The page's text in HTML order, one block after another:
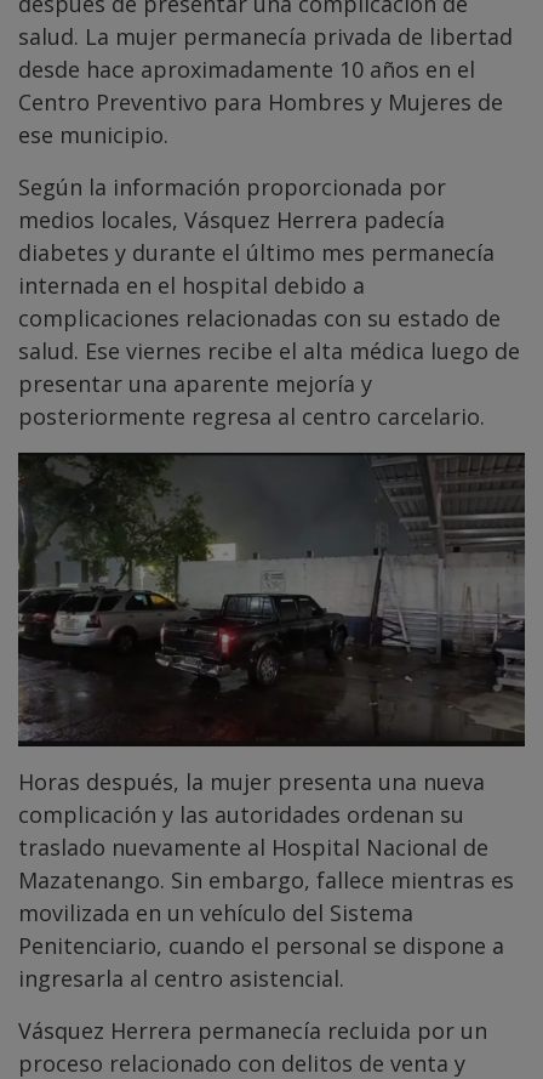
salud. La mujer permanecía privada de libertad
desde hace aproximadamente 10 años en el
Centro Preventivo para Hombres y Mujeres de
ese municipio.
Según la información proporcionada por
medios locales, Vásquez Herrera padecía
diabetes y durante el último mes permanecía
internada en el hospital debido a
complicaciones relacionadas con su estado de
salud. Ese viernes recibe el alta médica luego de
presentar una aparente mejoría y
posteriormente regresa al centro carcelario.
Horas después, la mujer presenta una nueva
complicación y las autoridades ordenan su
traslado nuevamente al Hospital Nacional de
Mazatenango. Sin embargo, fallece mientras es
movilizada en un vehículo del Sistema
Penitenciario, cuando el personal se dispone a
ingresarla al centro asistencial.
Vásquez Herrera permanecía recluida por un
proceso relacionado con delitos de venta y